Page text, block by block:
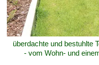
überdachte und bestuhlte
- vom Wohn- und